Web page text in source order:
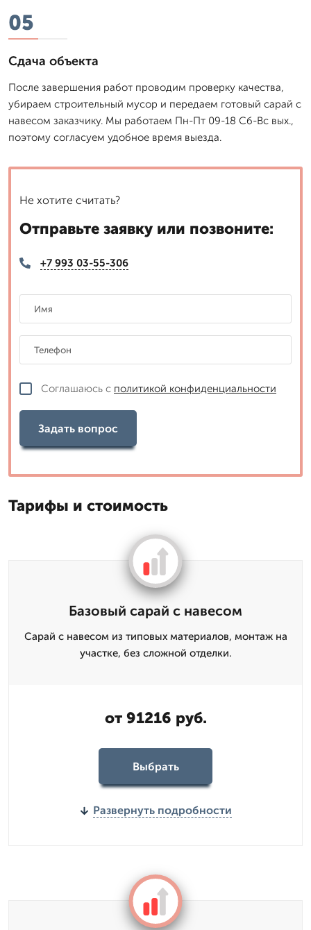
05
Сдача объекта
После завершения работ проводим проверку качества,
убираем строительный мусор и передаем готовый сарай с
навесом заказчику. Мы работаем Пн-Пт 09-18 Сб-Вс вых.,
поэтому согласуем удобное время выезда.
Не хотите считать?
Отправьте заявку или позвоните:
+7 993 03-55-306
Соглашаюсь с политикой конфиденциальности
Задать вопрос
Тарифы и стоимость
Базовый сарай с навесом
Сарай с навесом из типовых материалов, монтаж на
участке, без сложной отделки.
от 91216 руб.
Выбрать
Развернуть подробности